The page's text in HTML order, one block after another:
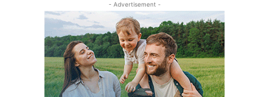
- Advertisement -